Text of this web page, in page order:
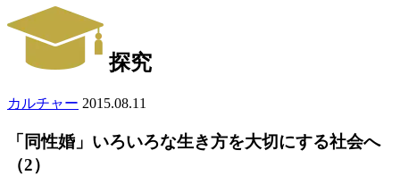
探究
カルチャー 2015.08.11
「同性婚」いろいろな生き方を大切にする社会へ
（2）